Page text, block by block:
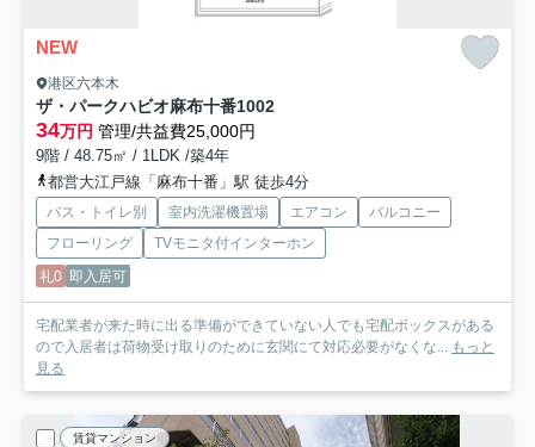
NEW
港区六本木
ザ・パークハビオ麻布十番1002
34万円 管理/共益費25,000円
9階 / 48.75㎡ / 1LDK /築4年
都営大江戸線「麻布十番」駅 徒歩4分
バス・トイレ別 室内洗濯機置場 エアコン
バルコニー
フローリング
TVモニタ付インターホン
礼0 即入居可
宅配業者が来た時に出る準備ができていない人でも宅配ボックスがある
ので入居者は荷物受け取りのために玄関にて対応必要がなくな... もっと
見る
賃貸マンション